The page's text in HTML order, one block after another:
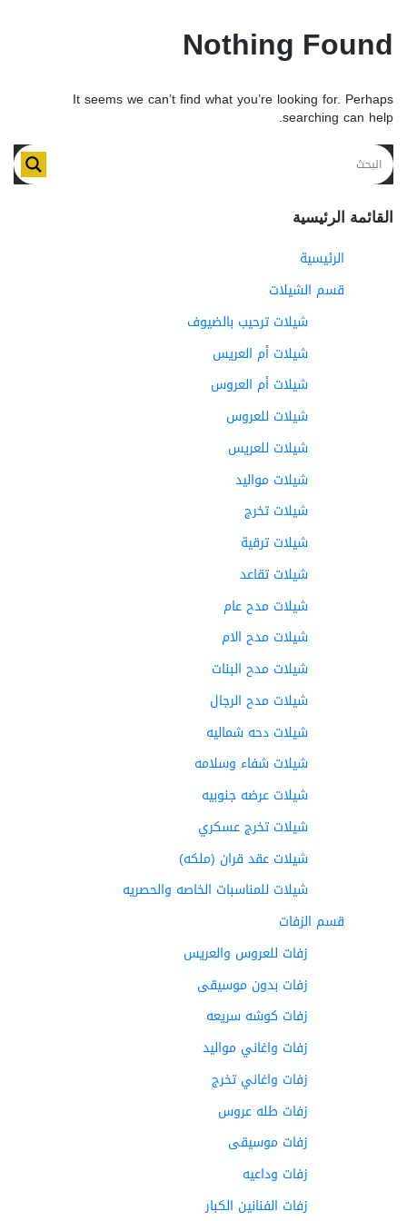
Nothing Found
It seems we can’t find what you’re looking for. Perhaps
searching can help.
القائمة الرئيسية
الرئيسية
قسم الشيلات
شيلات ترحيب بالضيوف
شيلات أم العريس
شيلات أم العروس
شيلات للعروس
شيلات للعريس
شيلات مواليد
شيلات تخرج
شيلات ترقية
شيلات تقاعد
شيلات مدح عام
شيلات مدح الام
شيلات مدح البنات
شيلات مدح الرجال
شيلات دحه شماليه
شيلات شفاء وسلامه
شيلات عرضه جنوبيه
شيلات تخرج عسكري
شيلات عقد قران (ملكه)
شيلات للمناسبات الخاصه والحصريه
قسم الزفات
زفات للعروس والعريس
زفات بدون موسيقى
زفات كوشه سريعه
زفات واغاني مواليد
زفات واغاني تخرج
زفات طله عروس
زفات موسيقى
زفات وداعيه
زفات الفنانين الكبار